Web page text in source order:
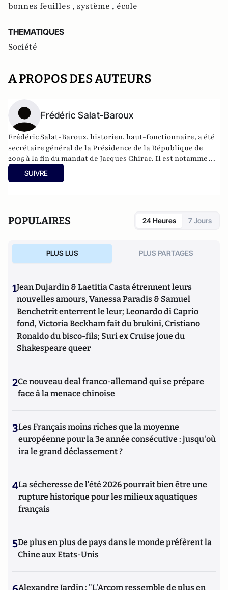
bonnes feuilles , système , école
THEMATIQUES
Société
A PROPOS DES AUTEURS
Frédéric Salat-Baroux
Frédéric Salat-Baroux, historien, haut-fonctionnaire, a été
secrétaire général de la Présidence de la République de
2005 à la fin du mandat de Jacques Chirac. Il est notamment
l'auteur de "De Gaulle-Pétain : le destin, la blessure, la
leçon" (Robert Laffont, 2010).
SUIVRE
POPULAIRES 24 Heures 7 Jours
PLUS LUS PLUS PARTAGES
1Jean Dujardin & Laetitia Casta étrennent leurs
nouvelles amours, Vanessa Paradis & Samuel
Benchetrit enterrent le leur; Leonardo di Caprio
fond, Victoria Beckham fait du brukini, Cristiano
Ronaldo du bisco-fils; Suri ex Cruise joue du
Shakespeare queer
2Ce nouveau deal franco-allemand qui se prépare
face à la menace chinoise
3Les Français moins riches que la moyenne
européenne pour la 3e année consécutive : jusqu'où
ira le grand déclassement ?
4La sécheresse de l’été 2026 pourrait bien être une
rupture historique pour les milieux aquatiques
français
5De plus en plus de pays dans le monde préfèrent la
Chine aux Etats-Unis
Alexandre Jardin : "L'Arcom ressemble de plus en